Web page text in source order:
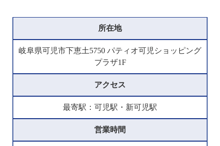
所在地
岐阜県可児市下恵土5750 パティオ可児ショッピング
プラザ1F
アクセス
最寄駅：可児駅・新可児駅
営業時間